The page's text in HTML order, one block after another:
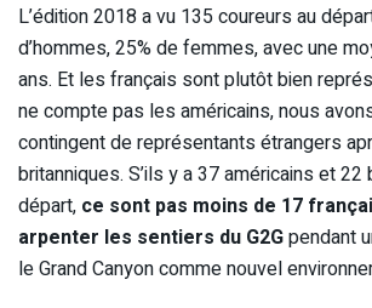
L’édition 2018 a vu 135 coureurs au
d’hommes, 25% de femmes, avec une
ans. Et les français sont plutôt bien
ne compte pas les américains, nous
contingent de représentants étrangers
britanniques. S’ils y a 37 américains et 22
départ, ce sont pas moins de 17
arpenter les sentiers du G2Gpendant
le Grand Canyon comme nouvel